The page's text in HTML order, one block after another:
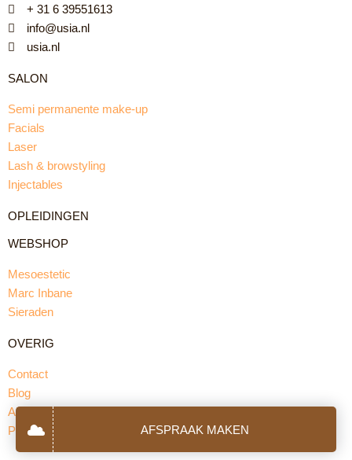
+ 31 6 39551613
info@usia.nl
usia.nl
SALON
Semi permanente make-up
Facials
Laser
Lash & browstyling
Injectables
OPLEIDINGEN
WEBSHOP
Mesoestetic
Marc Inbane
Sieraden
OVERIG
Contact
Blog
Algemene voorwaarden
Privacybeleid
AFSPRAAK MAKEN